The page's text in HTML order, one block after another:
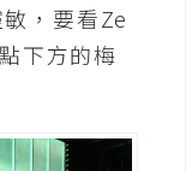
，要看Ze
下方的梅